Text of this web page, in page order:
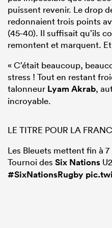
puissent revenir. Le drop
redonnaient trois points
(45-40). Il suffisait qu’ils
remontent et marquent.
« C’était beaucoup,
stress ! Tout en restant
talonneur Lyam Akrab,
incroyable.
LE TITRE POUR LA
Les Bleuets mettent fin à
Tournoi des Six Nations
#SixNationsRugby